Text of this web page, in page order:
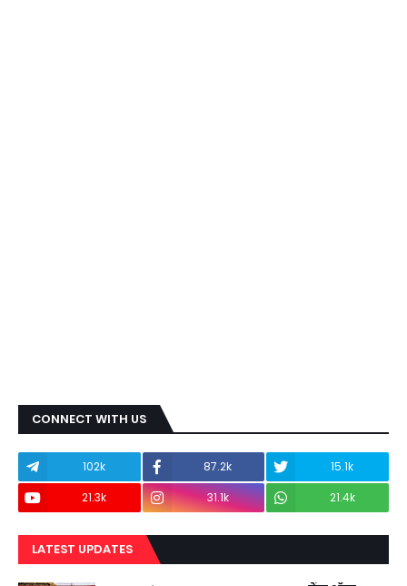
CONNECT WITH US
102k 87.2k
15.1k
21.3k
31.1k 21.4k
LATEST UPDATES